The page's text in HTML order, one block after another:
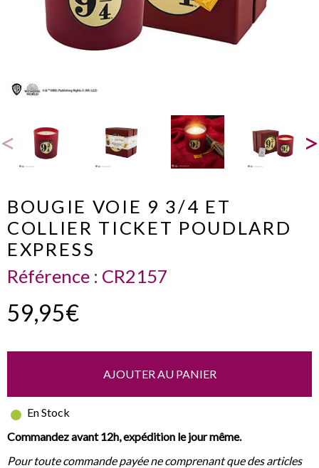
BOUGIE VOIE 9 3/4 ET
COLLIER TICKET POUDLARD
EXPRESS
Référence : CR2157
59,95€
AJOUTER AU PANIER
En Stock
Commandez avant 12h, expédition le jour même.
Pour toute commande payée ne comprenant que des articles